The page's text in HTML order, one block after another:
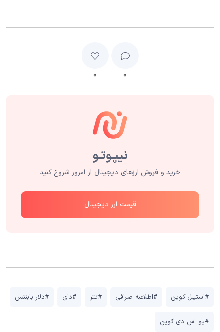
۰ ۰
خرید و فروش ارزهای دیجیتال از امروز شروع کنید
قیمت ارز دیجیتال
#استیبل کوین #اطلاعیه صرافی #تتر #دای #دلار بایننس
#یو اس دی کوین